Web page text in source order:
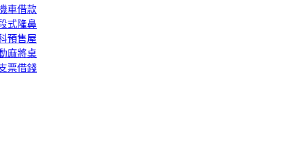
車借款
式隆鼻
預售屋
麻將桌
票借錢